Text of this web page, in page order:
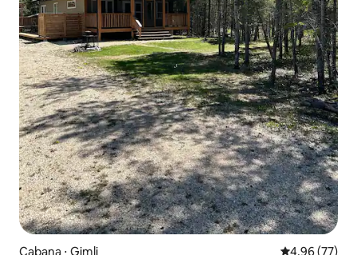
Cabana ⋅ Gimli 4,96 de uma
4,96 (77)